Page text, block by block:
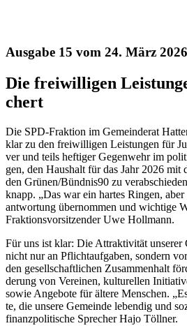
Aus­ga­be 15 vom 24. März 2026
Die frei­wil­li­gen
chert
Die SPD-Frak­ti­on im Gemein­de­rat
klar zu den frei­wil­li­gen Leis­tun­gen für
ver und teils hef­ti­ger Gegen­wehr im
gen, den Haus­halt für das Jahr 2026 mit
den Grünen/Bündnis90 zu
knapp. „Das war ein har­tes Rin­gen,
ant­wor­tung über­nom­men und wich­ti­ge
Frak­ti­ons­vor­sit­zen­der Uwe Holl­mann.
Für uns ist klar: Die Attrak­ti­vi­tät unse­rer
nicht nur an Pflicht­auf­ga­ben, son­dern
den gesell­schaft­li­chen Zusam­men­halt
de­rung von Ver­ei­nen, kul­tu­rel­len
sowie Ange­bo­te für älte­re Men­schen.
te, die unse­re Gemein­de leben­dig und
finanz­po­li­ti­sche Spre­cher Hajo Töll­ner.